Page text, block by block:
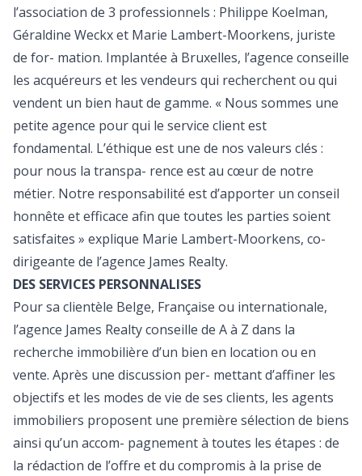
l’association de 3 professionnels : Philippe Koelman,
Géraldine Weckx et Marie Lambert-Moorkens, juriste
de for- mation. Implantée à Bruxelles, l’agence conseille
les acquéreurs et les vendeurs qui recherchent ou qui
vendent un bien haut de gamme. « Nous sommes une
petite agence pour qui le service client est
fondamental. L’éthique est une de nos valeurs clés :
pour nous la transpa- rence est au cœur de notre
métier. Notre responsabilité est d’apporter un conseil
honnête et efficace afin que toutes les parties soient
satisfaites » explique Marie Lambert-Moorkens, co-
dirigeante de l’agence James Realty.
DES SERVICES PERSONNALISES
Pour sa clientèle Belge, Française ou internationale,
l’agence James Realty conseille de A à Z dans la
recherche immobilière d’un bien en location ou en
vente. Après une discussion per- mettant d’affiner les
objectifs et les modes de vie de ses clients, les agents
immobiliers proposent une première sélection de biens
ainsi qu’un accom- pagnement à toutes les étapes : de
la rédaction de l’offre et du compromis à la prise de